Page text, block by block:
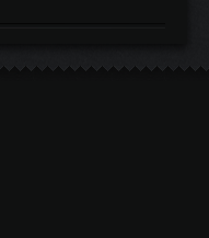
pour atmo -30- 80°C
ldr moteurtemp
Le
à